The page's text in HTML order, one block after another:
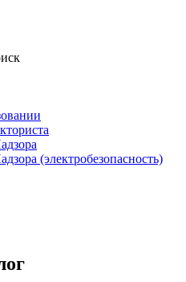
(электробезопасность)